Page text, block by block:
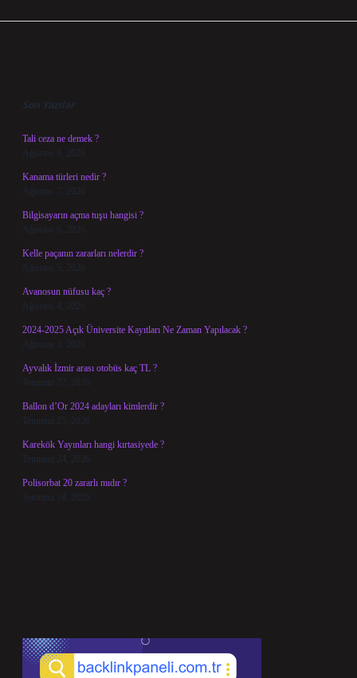
Son Yazılar
Tali ceza ne demek ?
Ağustos 8, 2026
Kanama türleri nedir ?
Ağustos 7, 2026
Bilgisayarın açma tuşu hangisi ?
Ağustos 6, 2026
Kelle paçanın zararları nelerdir ?
Ağustos 5, 2026
Avanosun nüfusu kaç ?
Ağustos 4, 2026
2024-2025 Açık Üniversite Kayıtları Ne Zaman Yapılacak ?
Ağustos 3, 2026
Ayvalık İzmir arası otobüs kaç TL ?
Temmuz 27, 2026
Ballon d’Or 2024 adayları kimlerdir ?
Temmuz 25, 2026
Karekök Yayınları hangi kırtasiyede ?
Temmuz 24, 2026
Polisorbat 20 zararlı mıdır ?
Temmuz 18, 2026